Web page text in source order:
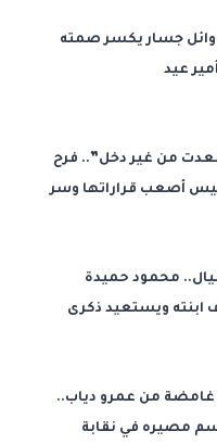
وائل جسار يكسر صمته
عيد
من غير دخل”.. فرح
أصعب قراراتها وسر
محمود حميدة
ابنته ويستعيد ذكرى
غامضة من عمرو دياب..
مصيره في نقابة